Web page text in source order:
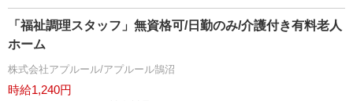
「福祉調理スタッフ」無資格可/日勤のみ/介護付き有料老人
ホーム
株式会社アプルール/アプルール鵠沼
時給1,240円